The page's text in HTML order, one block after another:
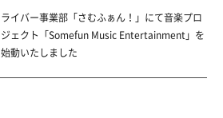
ライバー事業部「さむふぁん！」にて音楽プロ
ジェクト「Somefun Music Entertainment」を
始動いたしました